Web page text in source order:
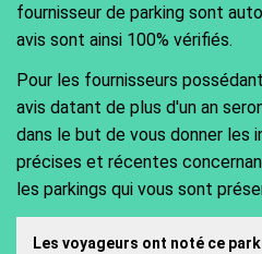
fournisseur de parking sont
avis sont ainsi 100% vérifiés.
Pour les fournisseurs
avis datant de plus d'un an
dans le but de vous donner les
précises et récentes
les parkings qui vous sont
Les voyageurs ont noté ce